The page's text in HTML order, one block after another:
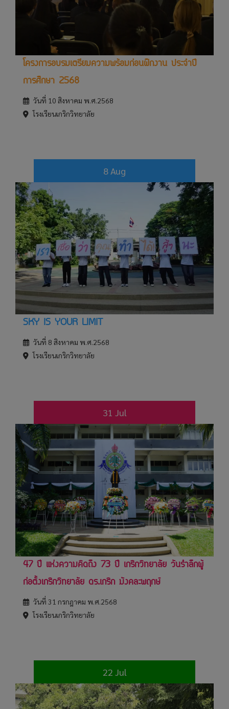
โครงการอบรมเตรียมความพร้อมก่อนฝึกงาน ประจำปี
การศึกษา 2568
วันที่ 10 สิงหาคม พ.ศ.2568
โรงเรียนเกริกวิทยาลัย
SKY IS YOUR LIMIT
วันที่ 8 สิงหาคม พ.ศ.2568
โรงเรียนเกริกวิทยาลัย
47 ปี แห่งความคิดถึง 73 ปี เกริกวิทยาลัย วันรำลึกผู้
ก่อตั้งเกริกวิทยาลัย ดร.เกริก มังคละพฤกษ์
วันที่ 31 กรกฎาคม พ.ศ.2568
โรงเรียนเกริกวิทยาลัย